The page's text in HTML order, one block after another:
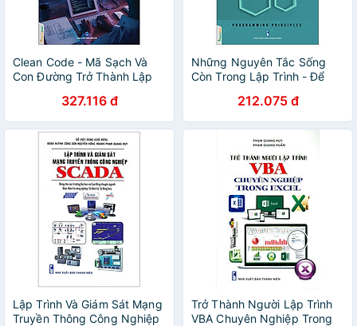
Clean Code - Mã Sạch Và
Con Đường Trở Thành Lập
327.116 đ
Những Nguyên Tắc Sống
Còn Trong Lập Trình - Để
Nâng Cấp Bảo Trì
212.075 đ
Lập Trình Và Giám Sát Mạng
Truyền Thông Công Nghiệp
Trở Thành Người Lập Trình
VBA Chuyên Nghiệp Trong